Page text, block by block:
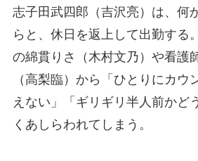
志子田武四郎（吉沢亮）は、何
らと、休日を返上して出勤する
の綿貫りさ（木村文乃）や看護
（高梨臨）から「ひとりにカウ
えない」「ギリギリ半人前かど
くあしらわれてしまう。